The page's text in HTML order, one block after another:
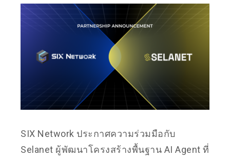
SIX Network ประกาศความร่วมมือกับ
Selanet ผู้พัฒนาโครงสร้างพื้นฐาน AI Agent ที่